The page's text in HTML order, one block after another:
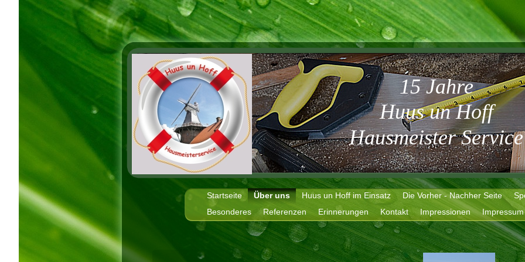
15 Jahre
Huus un Hoff
Hausmeister Service
Startseite Über uns Huus un Hoff im Einsatz Die Vorher - Nachher Seite
Besonderes
Referenzen Erinnerungen Kontakt Impressionen Impressum